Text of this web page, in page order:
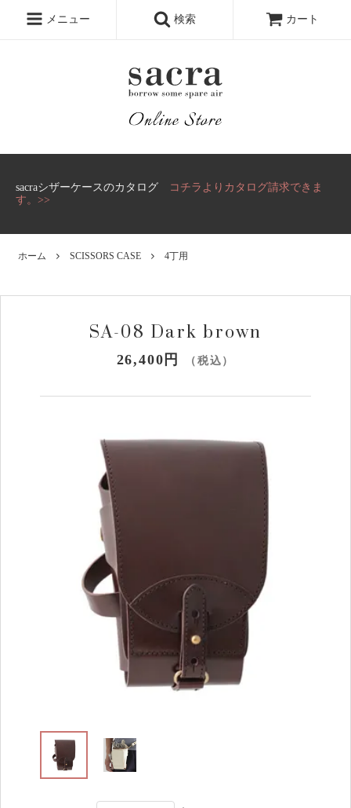
sacraシザーケースのカタログ
コチラよりカタログ請求できま
す。>>
メニュー 検索 カート
ホーム SCISSORS CASE 4丁用
SA-08 Dark brown
26,400円 （税込）